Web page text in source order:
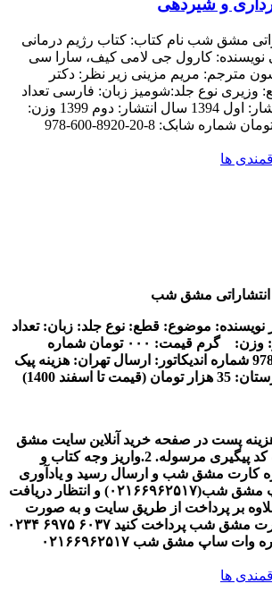
و شیردهی
مشق شب نام کتاب: کتاب رژیم درمانی
نويسنده: کارول جی لامی کیف، سارا سی
مترجم: مریم مزینی زیر نظر: دکتر
وزیری نوع جلد:شومیز زبان: فارسی تعداد
صفحات:204 سال انتشار: اول 1394 سال انتشار: دوم 1399 وزن:
325 گرم قیمت: 160 تومان شماره شابک: 8-20-8920-600-978
ها
مشق شب
نويسنده: موضوع: قطع: نوع جلد: زبان:تعداد
وزن: گرم قیمت: ۰۰۰ تومان
شماره
شماره اندیکاتور: ارسال تهران: هزینه پیک
تا اسفند 1400)
هزینه پست در صفحه خرید آنلاین سایت مشق
پیگیری مرسوله.
2.واریز وجه کتاب و
کارت مشق شب و ارسال رسید و یادآوری
مشق شب(۰۲۱۶۶۹۶۲۵۱۷) و انتظار دریافت
بر پرداخت از طریق سایت و به صورت
کارت مشق شب پرداخت کنید ۶۰۳۷ ۶۹۷۵ ۰۲۳۴
وات ساپ مشق شب ۰۲۱۶۶۹۶۲۵۱۷
ها